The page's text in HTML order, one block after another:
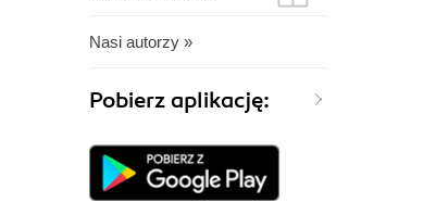
Nasi autorzy »
Pobierz aplikację: